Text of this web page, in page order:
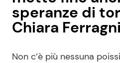
speranze di
Chiara Ferragni
Non c’è più nessuna